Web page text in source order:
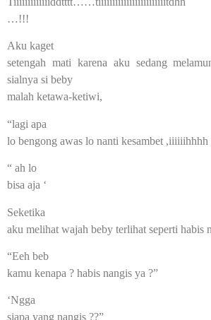
…!!!
Aku kaget
setengah mati karena aku sedang
sialnya si beby
malah ketawa-ketiwi,
“lagi apa
lo bengong awas lo nanti kesambet ,iiiiiihhhh
“ ah lo
bisa aja ‘
Seketika
aku melihat wajah beby terlihat seperti habis
“Eeh beb
kamu kenapa ? habis nangis ya ?”
‘Ngga
siapa yang nangis ??”